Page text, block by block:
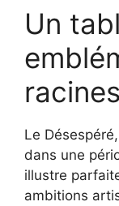
Un
Le
dans une
illustre
ambitions